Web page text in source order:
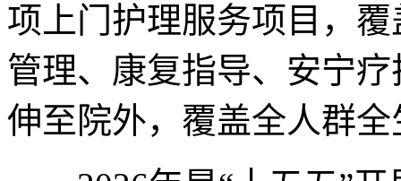
项上门护理服务项目，
管理、康复指导、安宁
伸至院外，覆盖全人群